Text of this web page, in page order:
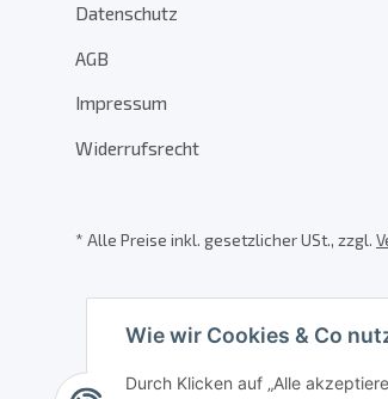
Datenschutz
AGB
Impressum
Widerrufsrecht
* Alle Preise inkl. gesetzlicher USt., zzgl.
Wie wir Cookies & Co
Durch Klicken auf „Alle